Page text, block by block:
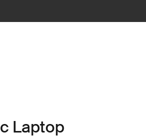
Laptop